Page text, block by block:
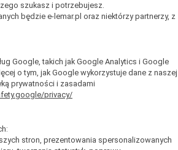
w przypadku podnoszenia ciężkich
podczas imprez i wydarzeń, a także w
lub drewnianych, kanałów
szukasz i potrzebujesz.
będzie e-lemar.pl oraz niektórzy partnerzy, z
Google, takich jak Google Analytics i Google
o tym, jak Google wykorzystuje dane z naszej
prywatności i zasadami
privacy/
stron, prezentowania spersonalizowanych